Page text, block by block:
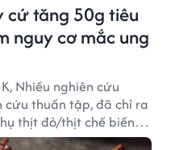
cứ tăng 50g tiêu
nguy cơ mắc ung
Nhiều nghiên cứu
cứu thuần tập, đã chỉ ra
thịt đỏ/thịt chế biến
trực tràng.